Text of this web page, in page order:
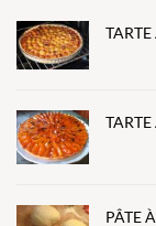
PÂTE